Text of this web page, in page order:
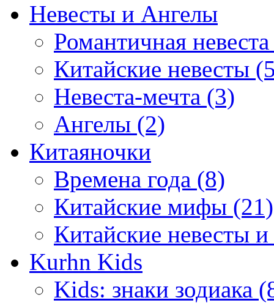
Невесты и Ангелы
Романтичная
Китайские невесты
Невеста-мечта (3)
Ангелы (2)
Китаяночки
Времена года (8)
Китайские мифы (21)
Китайские невесты
Kurhn Kids
Kids: знаки зодиака